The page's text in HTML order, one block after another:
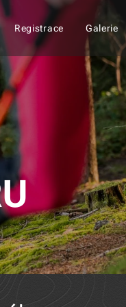
Registrace Galerie